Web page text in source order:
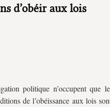
d’obéir aux lois
politique n’occupent que
de l’obéissance aux lois